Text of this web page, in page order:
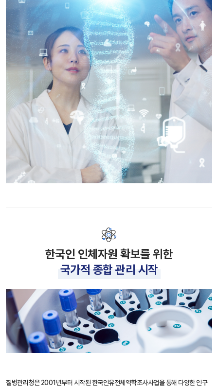
한국인 인체자원 확보를 위한
국가적 종합 관리 시작
질병관리청은 2001년부터 시작된 한국인유전체역학조사사업을 통해 다양한 인구